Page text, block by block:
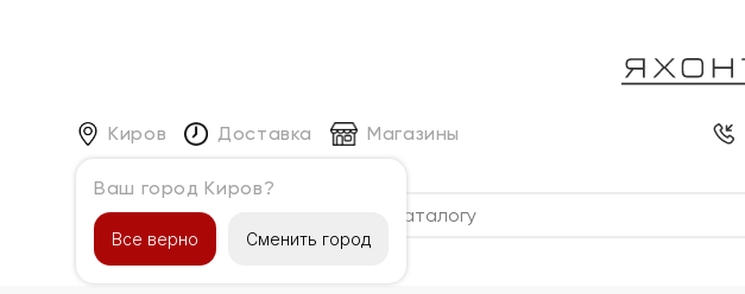
Киров
Ваш город Киров?
Все верно Сменить город
Доставка Магазины
Каталог